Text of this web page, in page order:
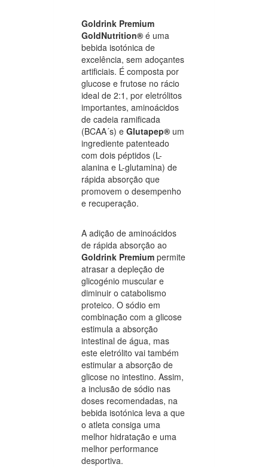
Goldrink Premium
GoldNutrition® é uma
bebida isotónica de
excelência, sem adoçantes
artificiais. É composta por
glucose e frutose no rácio
ideal de 2:1, por eletrólitos
importantes, aminoácidos
de cadeia ramificada
(BCAA´s) e Glutapep® um
ingrediente patenteado
com dois péptidos (L-
alanina e L-glutamina) de
rápida absorção que
promovem o desempenho
e recuperação.
A adição de aminoácidos
de rápida absorção ao
Goldrink Premium permite
atrasar a depleção de
glicogénio muscular e
diminuir o catabolismo
proteico. O sódio em
combinação com a glicose
estimula a absorção
intestinal de água, mas
este eletrólito vai também
estimular a absorção de
glicose no intestino. Assim,
a inclusão de sódio nas
doses recomendadas, na
bebida isotónica leva a que
o atleta consiga uma
melhor hidratação e uma
melhor performance
desportiva.